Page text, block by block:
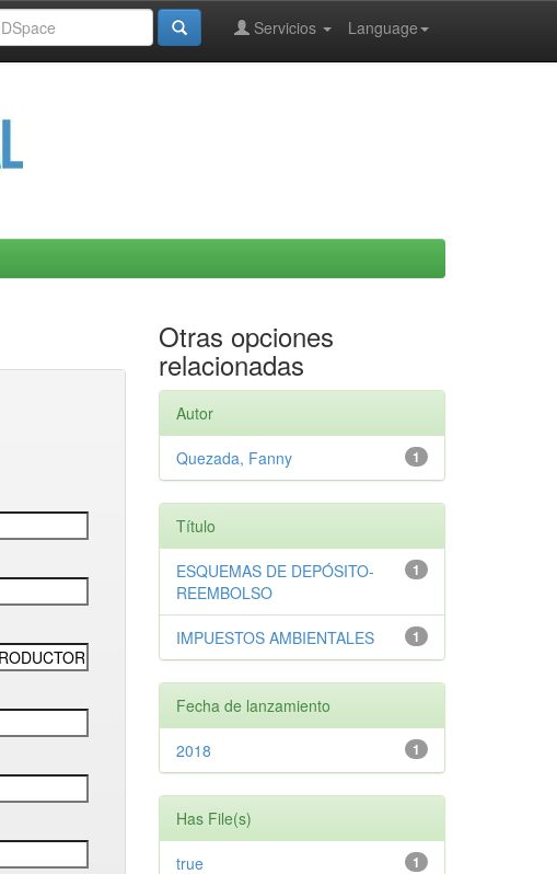
Language
Servicios
Otras opciones
relacionadas
Autor
1
Quezada, Fanny
Título
1
ESQUEMAS DE DEPÓSITO-
REEMBOLSO
1
IMPUESTOS AMBIENTALES
Fecha de lanzamiento
1
2018
Has File(s)
1
true